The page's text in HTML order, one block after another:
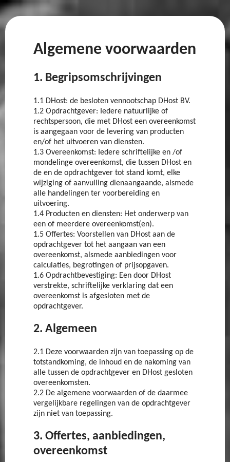
Algemene voorwaarden
1. Begripsomschrijvingen
1.1 DHost: de besloten vennootschap DHost BV.
1.2 Opdrachtgever: Iedere natuurlijke of
rechtspersoon, die met DHost een overeenkomst
is aangegaan voor de levering van producten
en/of het uitvoeren van diensten.
1.3 Overeenkomst: Iedere schriftelijke en /of
mondelinge overeenkomst, die tussen DHost en
de en de opdrachtgever tot stand komt, elke
wijziging of aanvulling dienaangaande, alsmede
alle handelingen ter voorbereiding en
uitvoering.
1.4 Producten en diensten: Het onderwerp van
een of meerdere overeenkomst(en).
1.5 Offertes: Voorstellen van DHost aan de
opdrachtgever tot het aangaan van een
overeenkomst, alsmede aanbiedingen voor
calculaties, begrotingen of prijsopgaven.
1.6 Opdrachtbevestiging: Een door DHost
verstrekte, schriftelijke verklaring dat een
overeenkomst is afgesloten met de
opdrachtgever.
2. Algemeen
2.1 Deze voorwaarden zijn van toepassing op de
totstandkoming, de inhoud en de nakoming van
alle tussen de opdrachtgever en DHost gesloten
overeenkomsten.
2.2 De algemene voorwaarden of de daarmee
vergelijkbare regelingen van de opdrachtgever
zijn niet van toepassing.
3. Offertes, aanbiedingen,
overeenkomst